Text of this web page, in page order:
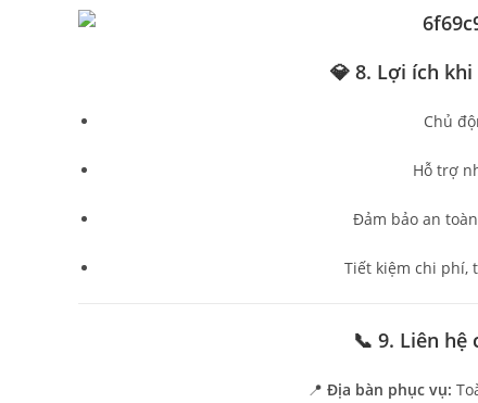
💎 8. Lợi ích
Chủ
Hỗ trợ
Đảm bảo an
Tiết kiệm chi phí,
📞 9. Liên
📍 Địa bàn phục vụ: